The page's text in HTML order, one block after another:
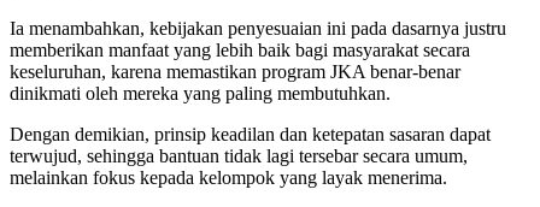
Ia menambahkan, kebijakan penyesuaian ini pada dasarnya justru
memberikan manfaat yang lebih baik bagi masyarakat secara
keseluruhan, karena memastikan program JKA benar-benar
dinikmati oleh mereka yang paling membutuhkan.
Dengan demikian, prinsip keadilan dan ketepatan sasaran dapat
terwujud, sehingga bantuan tidak lagi tersebar secara umum,
melainkan fokus kepada kelompok yang layak menerima.